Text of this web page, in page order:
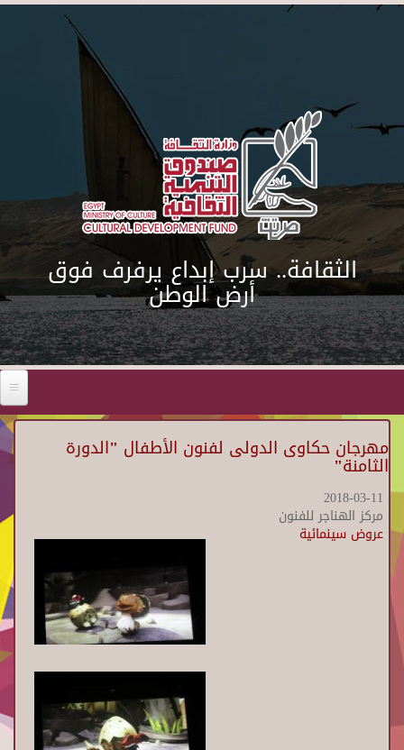
Skip to main content
الثقافة.. سرب إبداع يرفرف فوق
أرض الوطن
مهرجان حكاوى الدولى لفنون الأطفال "الدورة
الثامنة"
2018-03-11
مركز الهناجر للفنون
عروض سينمائية